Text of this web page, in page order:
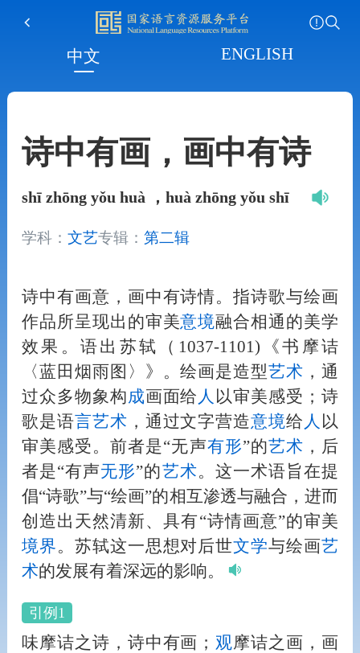
中文 ENGLISH
诗中有画，画中有诗
shī zhōng yǒu huà ，huà zhōng yǒu shī
学科： 文艺专辑： 第二辑
诗中有画意，画中有诗情。指诗歌与绘画
作品所呈现出的审美意境融合相通的美学
效果。语出苏轼（1037-1101)《书摩诘
〈蓝田烟雨图〉》。绘画是造型艺术 ，通
过众多物象构成画面给 人 以审美感受；诗
歌是语言艺术 ，通过文字营造意境给 人 以
审美感受。前者是“无声有形”的艺术 ，后
者是“有声无形”的艺术。这一术语旨在提
倡“诗歌”与“绘画”的相互渗透与融合，进而
创造出天然清新、具有“诗情画意”的审美
境界。苏轼这一思想对后世文学与绘画艺
术的发展有着深远的影响。
引例1
味摩诘之诗，诗中有画； 观摩诘之画，画